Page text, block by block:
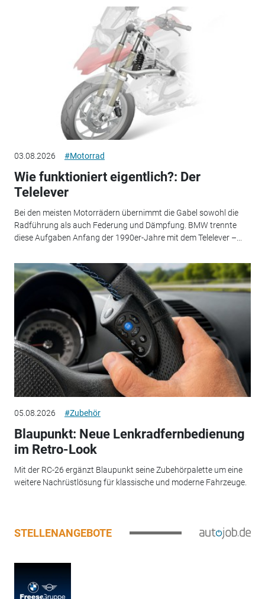
03.08.2026 #Motorrad
Wie funktioniert eigentlich?: Der
Telelever
Bei den meisten Motorrädern übernimmt die Gabel sowohl die
Radführung als auch Federung und Dämpfung. BMW trennte
diese Aufgaben Anfang der 1990er-Jahre mit dem Telelever –...
05.08.2026 #Zubehör
Blaupunkt: Neue Lenkradfernbedienung
im Retro-Look
Mit der RC-26 ergänzt Blaupunkt seine Zubehörpalette um eine
weitere Nachrüstlösung für klassische und moderne Fahrzeuge.
STELLENANGEBOTE